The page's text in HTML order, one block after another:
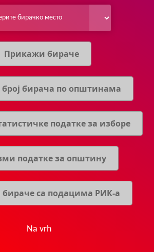
Прикажи бираче
бирача по општинама
податке за изборе
податке за општину
са подацима РИК-a
Na vrh